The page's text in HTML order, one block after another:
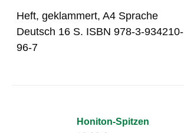
Heft, geklammert, A4 Sprache
Deutsch 16 S. ISBN 978-3-934210-
96-7
Honiton-Spitzen